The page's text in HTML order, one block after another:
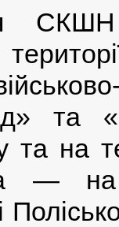
СКШН
та
та на
— на